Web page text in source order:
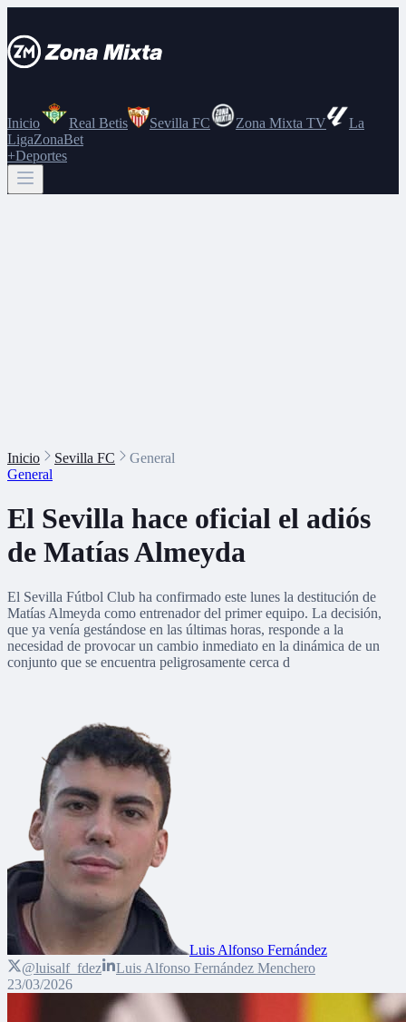
Inicio Real Betis Sevilla FC Zona Mixta TV
La
LigaZonaBet
+Deportes
Inicio Sevilla FC
General
General
El Sevilla hace oficial el adiós
de Matías Almeyda
El Sevilla Fútbol Club ha confirmado este lunes la destitución de
Matías Almeyda como entrenador del primer equipo. La decisión,
que ya venía gestándose en las últimas horas, responde a la
necesidad de provocar un cambio inmediato en la dinámica de un
conjunto que se encuentra peligrosamente cerca d
Luis Alfonso Fernández
@luisalf_fdez
Luis Alfonso Fernández Menchero
23/03/2026